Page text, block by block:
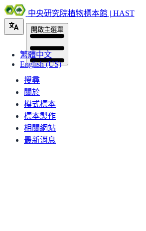
中央研究院植物標本館 | HAST
繁體中文
English (US)
開啟主選單
搜尋
關於
模式標本
標本製作
相關網站
最新消息